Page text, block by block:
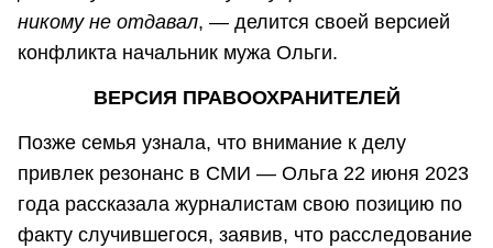
никому не отдавал, — делится своей версией
конфликта начальник мужа Ольги.
ВЕРСИЯ ПРАВООХРАНИТЕЛЕЙ
Позже семья узнала, что внимание к делу
привлек резонанс в СМИ — Ольга 22 июня 2023
года рассказала журналистам свою позицию по
факту случившегося, заявив, что расследование